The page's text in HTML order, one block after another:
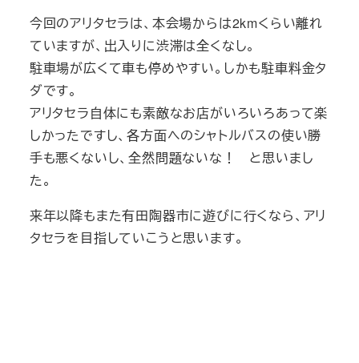
今回のアリタセラは、本会場からは2kmくらい離れ
ていますが、出入りに渋滞は全くなし。
駐車場が広くて車も停めやすい。しかも駐車料金タ
ダです。
アリタセラ自体にも素敵なお店がいろいろあって楽
しかったですし、各方面へのシャトルバスの使い勝
手も悪くないし、全然問題ないな！ と思いまし
た。
来年以降もまた有田陶器市に遊びに行くなら、アリ
タセラを目指していこうと思います。